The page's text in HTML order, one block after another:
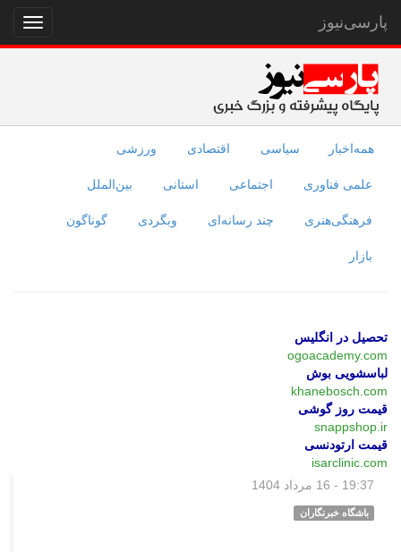
نمایش
منو
پارسی‌نیوز
همه‌اخبار سیاسی اقتصادی ورزشی
علمی فناوری اجتماعی استانی بین‌الملل
فرهنگی‌هنری چند رسانه‌ای وبگردی گوناگون
بازار
تحصیل در انگلیس
ogoacademy.com
لباسشویی بوش
khanebosch.com
قیمت روز گوشی
snappshop.ir
قیمت ارتودنسی
isarclinic.com
19:37 - 16 مرداد 1404
باشگاه خبرنگاران